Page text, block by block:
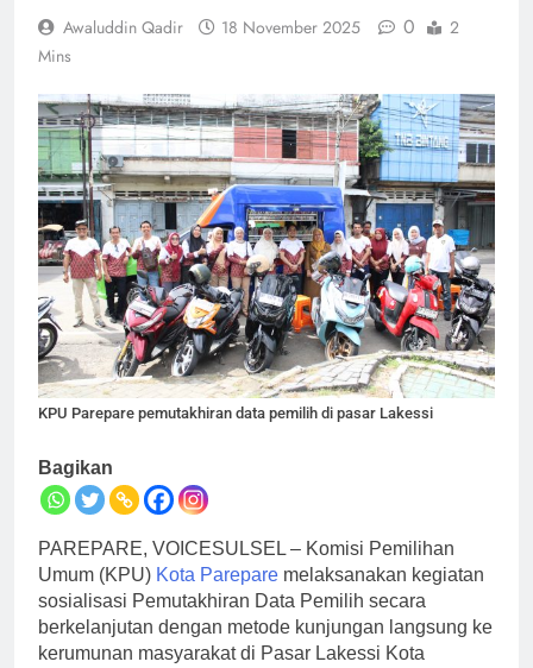
Awaluddin Qadir 18 November 2025 0
2
Mins
KPU Parepare pemutakhiran data pemilih di pasar Lakessi
Bagikan
PAREPARE, VOICESULSEL – Komisi Pemilihan
Umum (KPU) Kota Parepare melaksanakan kegiatan
sosialisasi Pemutakhiran Data Pemilih secara
berkelanjutan dengan metode kunjungan langsung ke
kerumunan masyarakat di Pasar Lakessi Kota